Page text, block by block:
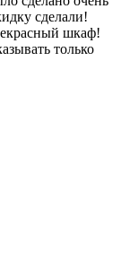
сделали!
шкаф!
только